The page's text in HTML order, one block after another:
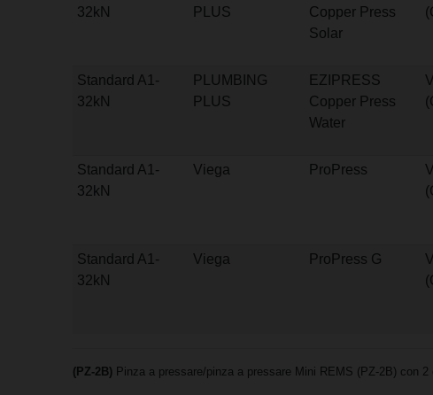
32kN
PLUS
Copper Press
Solar
Standard A1-
32kN
PLUMBING
PLUS
EZIPRESS
Copper Press
Water
Standard A1-
32kN
Viega ProPress
Standard A1-
32kN
Viega ProPress G
(PZ-2B) Pinza a pressare/pinza a pressare Mini REMS (PZ-2B) con